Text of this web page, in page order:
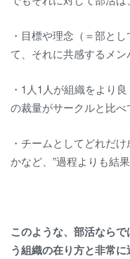
・目標や理念（＝部と
て、それに共感するメ
・1人1人が組織をより
の裁量がサークルと比べ
・チームとしてどれだ
かなど、”過程よりも結
このような、部活なら
う組織の在り方と非常に